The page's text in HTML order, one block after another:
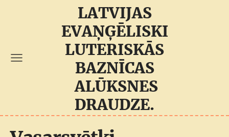
LATVIJAS
EVAŅĢĒLISKI
LUTERISKĀS
BAZNĪCAS
ALŪKSNES
DRAUDZE.